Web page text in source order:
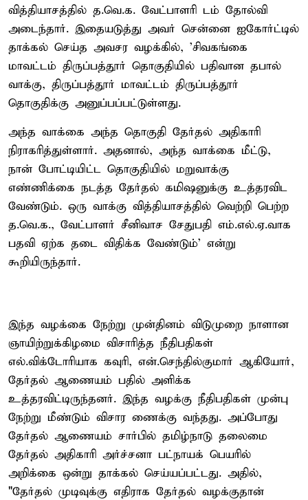
வித்தியாசத்தில் த.வெ.க. வேட்பாளரி டம் தோல்வி
அடைந்தார். இதையடுத்து அவர் சென்னை ஐகோர்ட்டில்
தாக்கல் செய்த அவசர வழக்கில், 'சிவகங்கை
மாவட்டம் திருப்பத்தூர் தொகுதியில் பதிவான தபால்
வாக்கு, திருப்பத்தூர் மாவட்டம் திருப்பத்தூர்
தொகுதிக்கு அனுப்பப்பட்டுள்ளது.
அந்த வாக்கை அந்த தொகுதி தேர்தல் அதிகாரி
நிராகரித்துள்ளார். அதனால், அந்த வாக்கை மீட்டு,
நான் போட்டியிட்ட தொகுதியில் மறுவாக்கு
எண்ணிக்கை நடத்த தேர்தல் கமிஷனுக்கு உத்தரவிட
வேண்டும். ஒரு வாக்கு வித்தியாசத்தில் வெற்றி பெற்ற
த.வெ.க., வேட்பாளர் சீனிவாச சேதுபதி எம்.எல்.ஏ.வாக
பதவி ஏற்க தடை விதிக்க வேண்டும்' என்று
கூறியிருந்தார்.
இந்த வழக்கை நேற்று முன்தினம் விடுமுறை நாளான
ஞாயிற்றுக்கிழமை விசாரித்த நீதிபதிகள்
எல்.விக்டோரியாக கவுரி, என்.செந்தில்குமார் ஆகியோர்,
தேர்தல் ஆணையம் பதில் அளிக்க
உத்தரவிட்டிருந்தனர். இந்த வழக்கு நீதிபதிகள் முன்பு
நேற்று மீண்டும் விசார ணைக்கு வந்தது. அப்போது
தேர்தல் ஆணையம் சார்பில் தமிழ்நாடு தலைமை
தேர்தல் அதிகாரி அர்ச்சனா பட்நாயக் பெயரில்
அறிக்கை ஒன்று தாக்கல் செய்யப்பட்டது. அதில்,
"தேர்தல் முடிவுக்கு எதிராக தேர்தல் வழக்குதான்